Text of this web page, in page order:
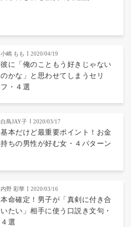
小嶋 もも 2020/04/19
彼に「俺のこともう好きじゃない
のかな」と思わせてしまうセリ
フ・４選
白鳥JAY子 2020/03/17
基本だけど最重要ポイント！お金
持ちの男性が好む女・４パターン
内野 彩華 2020/03/16
本命確定！男子が「真剣に付き合
いたい」相手に使う口説き文句・
４選